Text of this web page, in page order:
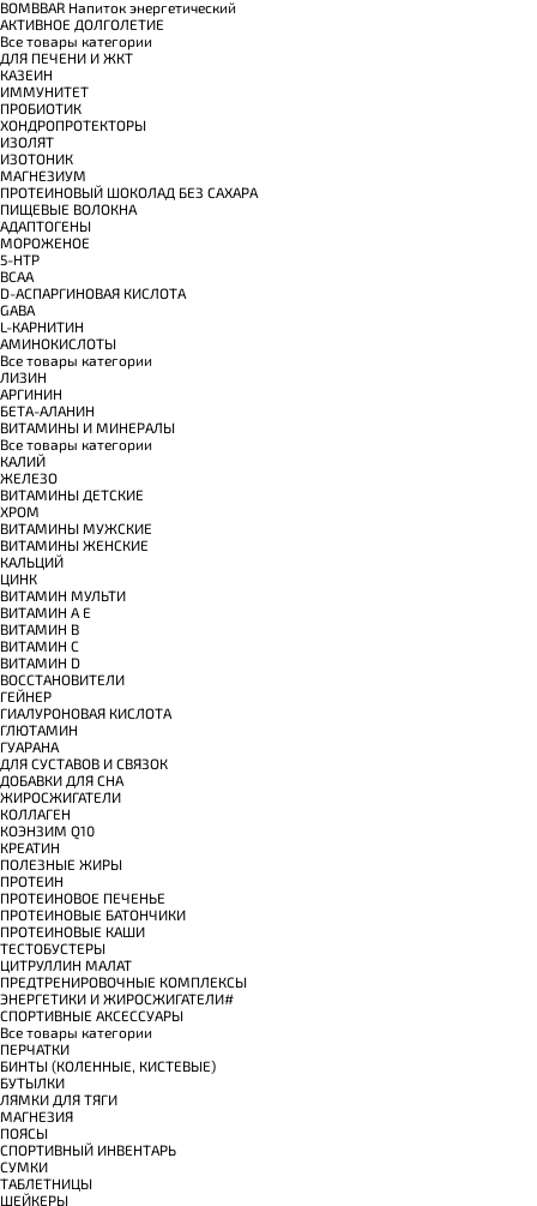
BOMBBAR Напиток энергетический
АКТИВНОЕ ДОЛГОЛЕТИЕ
Все товары категории
ДЛЯ ПЕЧЕНИ И ЖКТ
КАЗЕИН
ИММУНИТЕТ
ПРОБИОТИК
ХОНДРОПРОТЕКТОРЫ
ИЗОЛЯТ
ИЗОТОНИК
МАГНЕЗИУМ
ПРОТЕИНОВЫЙ ШОКОЛАД БЕЗ САХАРА
ПИЩЕВЫЕ ВОЛОКНА
АДАПТОГЕНЫ
МОРОЖЕНОЕ
5-HTP
BCAA
D-АСПАРГИНОВАЯ КИСЛОТА
GABA
L-КАРНИТИН
АМИНОКИСЛОТЫ
Все товары категории
ЛИЗИН
АРГИНИН
БЕТА-АЛАНИН
ВИТАМИНЫ И МИНЕРАЛЫ
Все товары категории
КАЛИЙ
ЖЕЛЕЗО
ВИТАМИНЫ ДЕТСКИЕ
ХРОМ
ВИТАМИНЫ МУЖСКИЕ
ВИТАМИНЫ ЖЕНСКИЕ
КАЛЬЦИЙ
ЦИНК
ВИТАМИН МУЛЬТИ
ВИТАМИН A E
ВИТАМИН B
ВИТАМИН C
ВИТАМИН D
ВОССТАНОВИТЕЛИ
ГЕЙНЕР
ГИАЛУРОНОВАЯ КИСЛОТА
ГЛЮТАМИН
ГУАРАНА
ДЛЯ СУСТАВОВ И СВЯЗОК
ДОБАВКИ ДЛЯ СНА
ЖИРОСЖИГАТЕЛИ
КОЛЛАГЕН
КОЭНЗИМ Q10
КРЕАТИН
ПОЛЕЗНЫЕ ЖИРЫ
ПРОТЕИН
ПРОТЕИНОВОЕ ПЕЧЕНЬЕ
ПРОТЕИНОВЫЕ БАТОНЧИКИ
ПРОТЕИНОВЫЕ КАШИ
ТЕСТОБУСТЕРЫ
ЦИТРУЛЛИН МАЛАТ
ПРЕДТРЕНИРОВОЧНЫЕ КОМПЛЕКСЫ
ЭНЕРГЕТИКИ И ЖИРОСЖИГАТЕЛИ#
СПОРТИВНЫЕ АКСЕССУАРЫ
Все товары категории
ПЕРЧАТКИ
БИНТЫ (КОЛЕННЫЕ, КИСТЕВЫЕ)
БУТЫЛКИ
ЛЯМКИ ДЛЯ ТЯГИ
МАГНЕЗИЯ
ПОЯСЫ
СПОРТИВНЫЙ ИНВЕНТАРЬ
СУМКИ
ТАБЛЕТНИЦЫ
ШЕЙКЕРЫ